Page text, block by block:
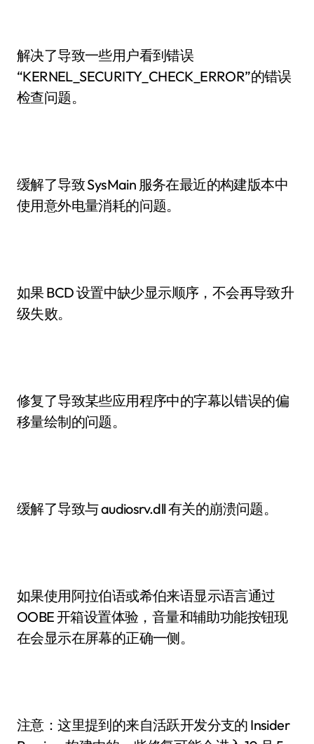
解决了导致一些用户看到错误
“KERNEL_SECURITY_CHECK_ERROR”的错误
检查问题。
缓解了导致 SysMain 服务在最近的构建版本中
使用意外电量消耗的问题。
如果 BCD 设置中缺少显示顺序，不会再导致升
级失败。
修复了导致某些应用程序中的字幕以错误的偏
移量绘制的问题。
缓解了导致与 audiosrv.dll 有关的崩溃问题。
如果使用阿拉伯语或希伯来语显示语言通过
OOBE 开箱设置体验，音量和辅助功能按钮现
在会显示在屏幕的正确一侧。
注意：这里提到的来自活跃开发分支的 Insider